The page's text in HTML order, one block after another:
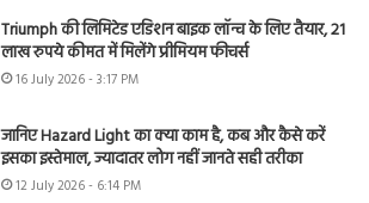
Triumph की लिमिटेड एडिशन बाइक लॉन्च के लिए तैयार, 21
लाख रुपये कीमत में मिलेंगे प्रीमियम फीचर्स
16 July 2026 - 3:17 PM
जानिए Hazard Light का क्या काम है, कब और कैसे करें
इसका इस्तेमाल, ज्यादातर लोग नहीं जानते सही तरीका
12 July 2026 - 6:14 PM